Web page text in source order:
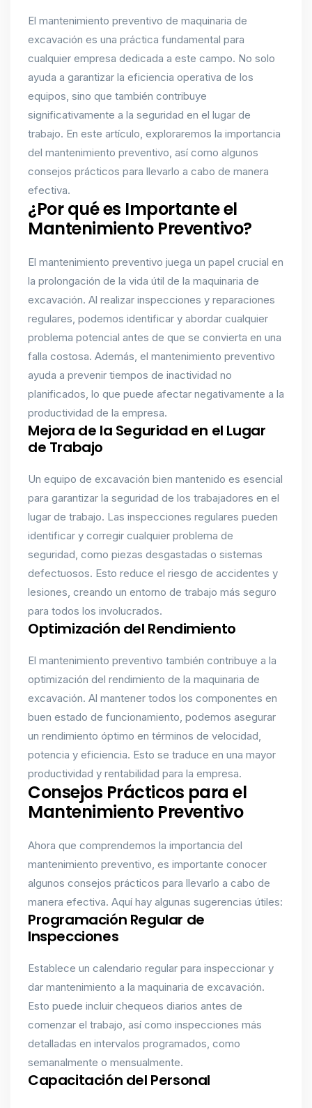
El mantenimiento preventivo de maquinaria de
excavación es una práctica fundamental para
cualquier empresa dedicada a este campo. No solo
ayuda a garantizar la eficiencia operativa de los
equipos, sino que también contribuye
significativamente a la seguridad en el lugar de
trabajo. En este artículo, exploraremos la importancia
del mantenimiento preventivo, así como algunos
consejos prácticos para llevarlo a cabo de manera
efectiva.
¿Por qué es Importante el
Mantenimiento Preventivo?
El mantenimiento preventivo juega un papel crucial en
la prolongación de la vida útil de la maquinaria de
excavación. Al realizar inspecciones y reparaciones
regulares, podemos identificar y abordar cualquier
problema potencial antes de que se convierta en una
falla costosa. Además, el mantenimiento preventivo
ayuda a prevenir tiempos de inactividad no
planificados, lo que puede afectar negativamente a la
productividad de la empresa.
Mejora de la Seguridad en el Lugar
de Trabajo
Un equipo de excavación bien mantenido es esencial
para garantizar la seguridad de los trabajadores en el
lugar de trabajo. Las inspecciones regulares pueden
identificar y corregir cualquier problema de
seguridad, como piezas desgastadas o sistemas
defectuosos. Esto reduce el riesgo de accidentes y
lesiones, creando un entorno de trabajo más seguro
para todos los involucrados.
Optimización del Rendimiento
El mantenimiento preventivo también contribuye a la
optimización del rendimiento de la maquinaria de
excavación. Al mantener todos los componentes en
buen estado de funcionamiento, podemos asegurar
un rendimiento óptimo en términos de velocidad,
potencia y eficiencia. Esto se traduce en una mayor
productividad y rentabilidad para la empresa.
Consejos Prácticos para el
Mantenimiento Preventivo
Ahora que comprendemos la importancia del
mantenimiento preventivo, es importante conocer
algunos consejos prácticos para llevarlo a cabo de
manera efectiva. Aquí hay algunas sugerencias útiles:
Programación Regular de
Inspecciones
Establece un calendario regular para inspeccionar y
dar mantenimiento a la maquinaria de excavación.
Esto puede incluir chequeos diarios antes de
comenzar el trabajo, así como inspecciones más
detalladas en intervalos programados, como
semanalmente o mensualmente.
Capacitación del Personal